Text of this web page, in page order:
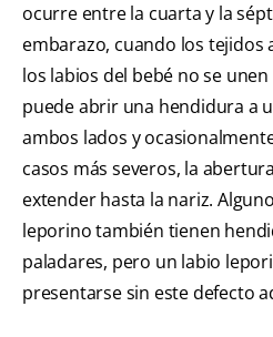
ocurre entre la cuarta y la
embarazo, cuando los tejidos
los labios del bebé no se
puede abrir una hendidura a
ambos lados y
casos más severos, la
extender hasta la nariz.
leporino también tienen
paladares, pero un labio
presentarse sin este defecto